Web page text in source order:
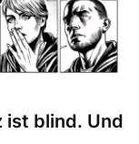
ist blind. Und